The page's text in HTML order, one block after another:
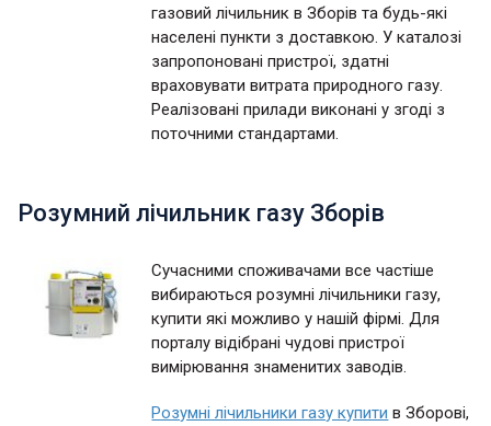
газовий лічильник в Зборів та будь-які
населені пункти з доставкою. У каталозі
запропоновані пристрої, здатні
враховувати витрата природного газу.
Реалізовані прилади виконані у згоді з
поточними стандартами.
Розумний лічильник газу Зборів
Сучасними споживачами все частіше
вибираються розумні лічильники газу,
купити які можливо у нашій фірмі. Для
порталу відібрані чудові пристрої
вимірювання знаменитих заводів.
Розумні лічильники газу купити в Зборові,